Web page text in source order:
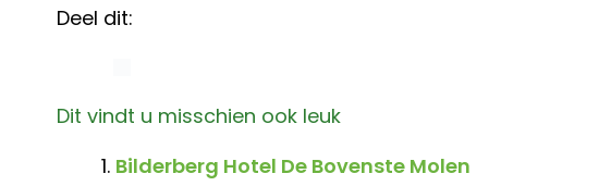
Deel dit:
Dit vindt u misschien ook leuk
Bilderberg Hotel De Bovenste Molen